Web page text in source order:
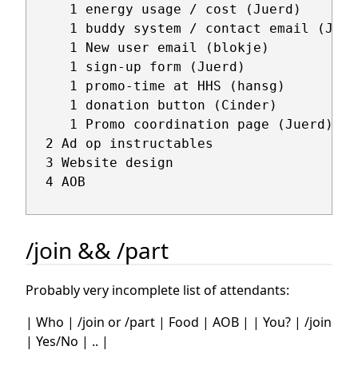
     1 energy usage / cost (Juerd)
1 buddy system / contact email
     1 New user email (blokje)
     1 sign-up form (Juerd)
     1 promo-time at HHS (hansg)
     1 donation button (Cinder)
     1 Promo coordination page (Juerd)
  2 Ad op instructables
  3 Website design
  4 AOB
/join && /part
Probably very incomplete list of attendants:
| Who | /join or /part | Food | AOB | | You? | /join
| Yes/No | .. |